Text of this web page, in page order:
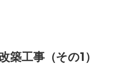
築工事（その1）